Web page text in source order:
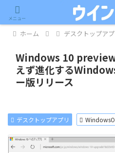
記事内に広告が含まれています。
ホーム デスクトップアプ
Windows 10
えず進化する
ー版リリース
デスクトップアプリ
メニュー